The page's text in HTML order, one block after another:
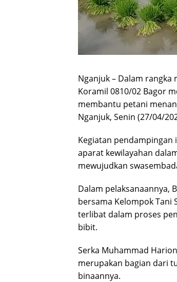
Nganjuk – Dalam
Koramil 0810/02 Bagor
membantu petani
Nganjuk, Senin (27/04/
Kegiatan pendampingan
aparat kewilayahan
mewujudkan
Dalam pelaksanaannya,
bersama Kelompok Tani
terlibat dalam proses
bibit.
Serka Muhammad
merupakan bagian dari
binaannya.